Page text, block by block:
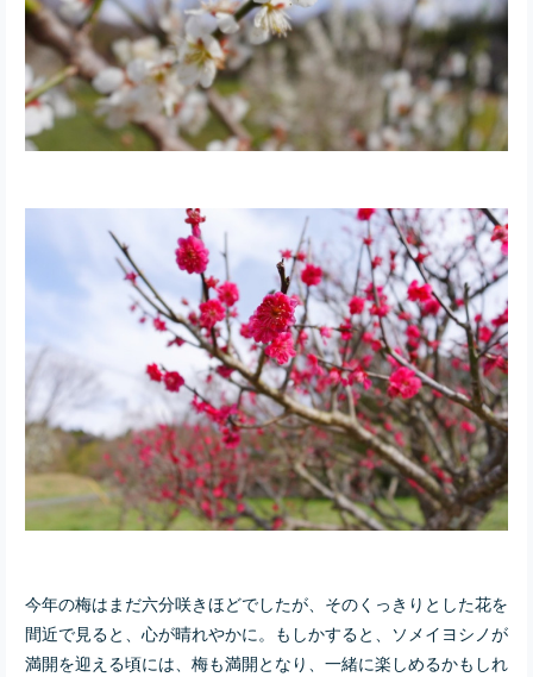
今年の梅はまだ六分咲きほどでしたが、そのくっきりとした花を
間近で見ると、心が晴れやかに。もしかすると、ソメイヨシノが
満開を迎える頃には、梅も満開となり、一緒に楽しめるかもしれ